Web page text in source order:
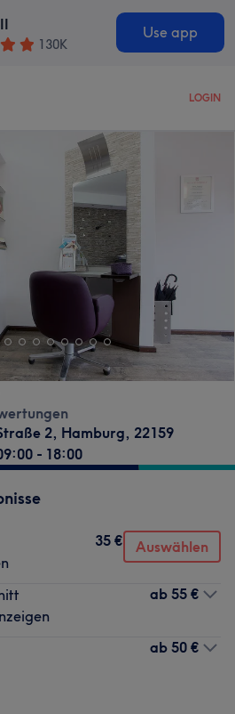
130K
Use app
LOGIN
2, Hamburg, 22159
- 18:00
35 € Auswählen
ab 55 €
ab 50 €